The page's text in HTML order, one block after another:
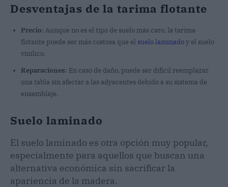
Desventajas de la tarima flotante
Precio: Aunque no es el tipo de suelo más caro, la tarima
flotante puede ser más costosa que el suelo laminadoy el suelo
vinílico.
Reparaciones: En caso de daño, puede ser difícil reemplazar
una tabla sin afectar a las adyacentes debido a su sistema de
ensamblaje.
Suelo laminado
El suelo laminado es otra opción muy popular,
especialmente para aquellos que buscan una
alternativa económica sin sacrificar la
apariencia de la madera.